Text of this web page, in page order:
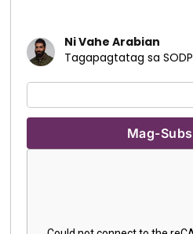
Ni Vahe Arabian
Tagapagtatag sa SODP